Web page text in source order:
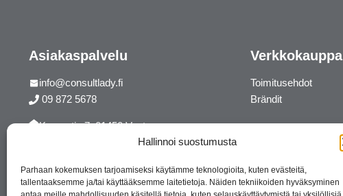
Hallinnoi suostumusta
Parhaan kokemuksen tarjoamiseksi käytämme teknologioita, kuten evästeitä,
tallentaaksemme ja/tai käyttääksemme laitetietoja. Näiden tekniikoiden hyväksyminen
Asiakaspalvelu
info@consultlady.fi
09 872 5678
Korsontie 7, 01450 Vantaa
Verkkokauppa
Toimitusehdot
Brändit